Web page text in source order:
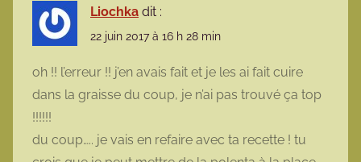
Liochka dit :
22 juin 2017 à 16 h 28 min
oh !! l’erreur !! j’en avais fait et je les ai fait cuire
dans la graisse du coup, je n’ai pas trouvé ça top
!!!!!!
du coup….. je vais en refaire avec ta recette ! tu